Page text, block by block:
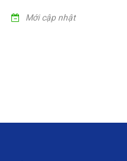
Mới cập nhật